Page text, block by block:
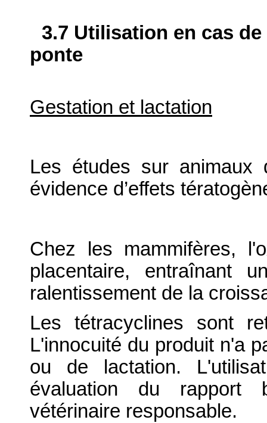
3.7 Utilisation en cas
ponte
Gestation et lactation
Les études sur animaux
évidence d’effets
Chez les mammifères,
placentaire, entraînant
ralentissement de la
Les tétracyclines sont
L'innocuité du produit n'a
ou de lactation.
évaluation du rapport
vétérinaire responsable.